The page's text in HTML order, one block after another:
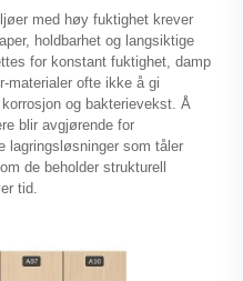
med høy fuktighet krever
holdbarhet og langsiktige
for konstant fuktighet, damp
materialer ofte ikke å gi
og bakterievekst. Å
blir avgjørende for
lagringsløsninger som tåler
de beholder strukturell
tid.